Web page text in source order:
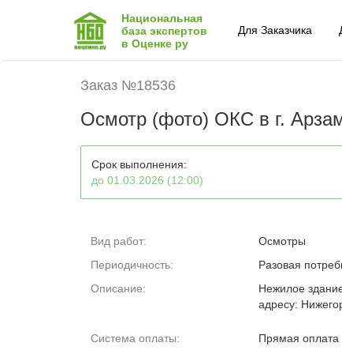
Национальная
база экспертов
в Оценке ру
Для Заказчика
Заказ №18536
Осмотр (фото) ОКС в г.
Срок выполнения:
до 01.03.2026 (12:00)
Вид работ:
Осмотры
Периодичность:
Разовая
Описание:
Нежилое
адресу:
Система оплаты: Прямая оплата